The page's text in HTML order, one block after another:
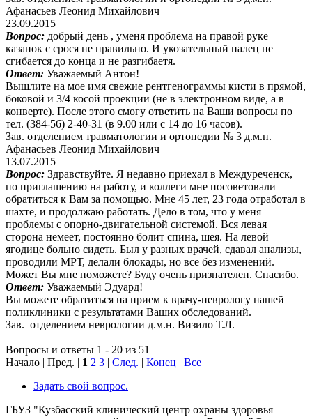
Афанасьев Леонид Михайлович
23.09.2015
Вопрос: добрый день , уменя проблема на правой руке
казанок с срося не правильно. И укозательный палец не
сгибается до конца и не разгибаетя.
Ответ: Уважаемый Антон!
Вышлите на мое имя свежие рентгенограммы кисти в прямой,
боковой и 3/4 косой проекции (не в электронном виде, а в
конверте). После этого смогу ответить на Ваши вопросы по
тел. (384-56) 2-40-31 (в 9.00 или с 14 до 16 часов).
Зав. отделением травматологии и ортопедии № 3 д.м.н.
Афанасьев Леонид Михайлович
13.07.2015
Вопрос: Здравствуйте. Я недавно приехал в Междуреченск,
по приглашению на работу, и коллеги мне посоветовали
обратиться к Вам за помощью. Мне 45 лет, 23 года отработал в
шахте, и продолжаю работать. Дело в том, что у меня
проблемы с опорно-двигательной системой. Вся левая
сторона немеет, постоянно болит спина, шея. На левой
ягодице больно сидеть. Был у разных врачей, сдавал анализы,
проводили МРТ, делали блокады, но все без изменений.
Может Вы мне поможете? Буду очень признателен. Спасибо.
Ответ: Уважаемый Эдуард!
Вы можете обратиться на прием к врачу-неврологу нашей
поликлиники с результатами Ваших обследований.
Зав. отделением неврологии д.м.н. Визило Т.Л.
Вопросы и ответы 1 - 20 из 51
Начало | Пред. | 1 2 3 След. Конец
Все
Задать свой вопрос.
ГБУЗ "Кузбасский клинический центр охраны здоровья